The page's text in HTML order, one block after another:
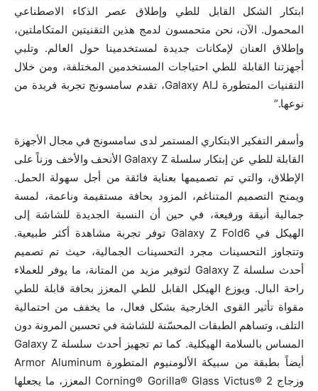
ابتكار الشكل القابل للطي وإطلاق عصر الذكاء الاصطناعي
المحمول. الآن، نحن متحمسون لدمج هذين التقنيتين المتكاملتين،
وإطلاق العنان لإمكانات جديدة لمستخدمينا حول العالم. وتلبي
أجهزتنا القابلة للطي احتياجات المستخدمين المختلفة، ومن خلال
التقنيات المتطورة لـGalaxy AI، تقدم سامسونج تجربة فريدة من
نوعها.”
وأسفر التفكير الابتكاري المستمر لدى سامسونج في مجال الأجهزة
القابلة للطي عن إبتكار سلسلة Galaxy Z الأنحف والأخف وزناً على
الإطلاق، والتي تم تصميمها بعناية فائقة من أجل سهولة الحمل.
ويمنح التصميم المتناغم، المزود بحافة مستقيمة وناعمة، لمسة
جمالية أنيقة ورفيعة، في حين أن النسبة الجديدة للشاشة إلى
الهيكل في Galaxy Z Fold6 توفر تجربة مشاهدة أكثر طبيعية.
وتتجاوز التحسينات مجرد التحسينات الجمالية، حيث تم تصميم
أحدث سلسلة Galaxy Z لتوفير مزيد من المتانة، ما يوفر للعملاء
راحة البال. ويوزع الهيكل القابل للطي المعزز بحافة قابلة للطي
مقواة تأثير القوى الخارجية بشكل فعال، ما يخفف من احتمالية
التلف، وتساهم الطبقات المحسّنة للشاشة في تحسين المرونة دون
المساس بالسلامة الهيكلية. كما تم تجهيز أحدث سلسلة Galaxy Z
أيضاً بطبقة من سبيكة الألومنيوم المتطورة Armor Aluminum
وزجاج Corning® Gorilla® Glass Victus® 2 المعزز، ما يجعلها